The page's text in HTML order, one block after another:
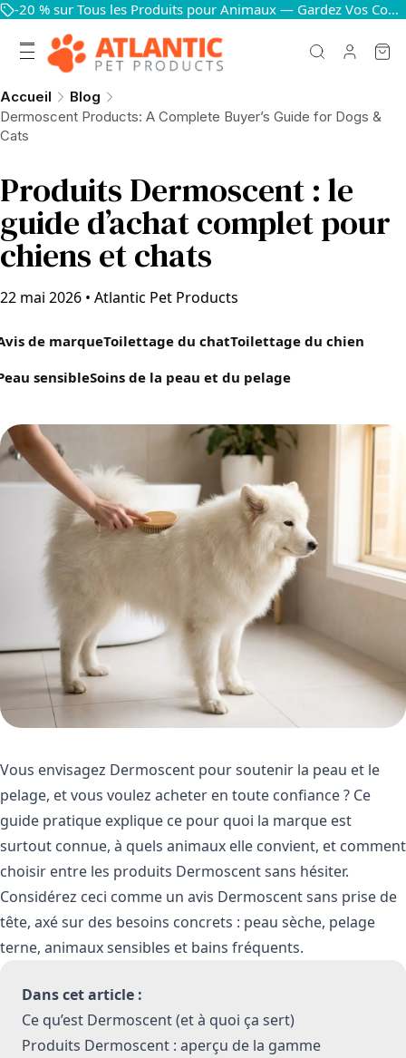
-20 % sur Tous les Produits pour Animaux — Gardez Vos Compagnons Heureux et en Bonne Santé
Accueil
Blog
Dermoscent Products: A Complete Buyer’s Guide for Dogs &
Cats
Produits Dermoscent : le
guide d’achat complet pour
chiens et chats
22 mai 2026 • Atlantic Pet Products
de marqueToilettage du chatToilettage du chien
sensibleSoins de la peau et du pelage
Vous envisagez Dermoscent pour soutenir la peau et le
pelage, et vous voulez acheter en toute confiance ? Ce
guide pratique explique ce pour quoi la marque est
surtout connue, à quels animaux elle convient, et comment
choisir entre les produits Dermoscent sans hésiter.
Considérez ceci comme un avis Dermoscent sans prise de
tête, axé sur des besoins concrets : peau sèche, pelage
terne, animaux sensibles et bains fréquents.
Dans cet article :
Ce qu’est Dermoscent (et à quoi ça sert)
Produits Dermoscent : aperçu de la gamme